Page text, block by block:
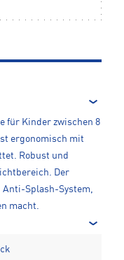
für Kinder zwischen 8
ergonomisch mit
Robust und
Der
Splash-System,
macht.